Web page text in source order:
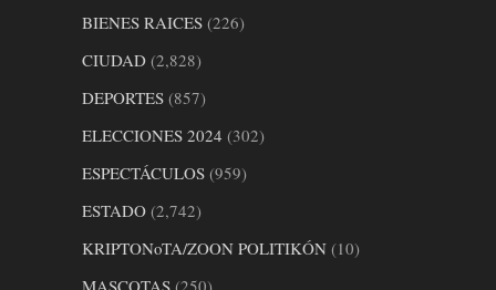
BIENES RAICES(226)
CIUDAD(2,828)
DEPORTES(857)
ELECCIONES 2024 (302)
ESPECTÁCULOS(959)
ESTADO(2,742)
KRIPTONoTA/ZOON POLITIKÓN(10)
MASCOTAS(250)